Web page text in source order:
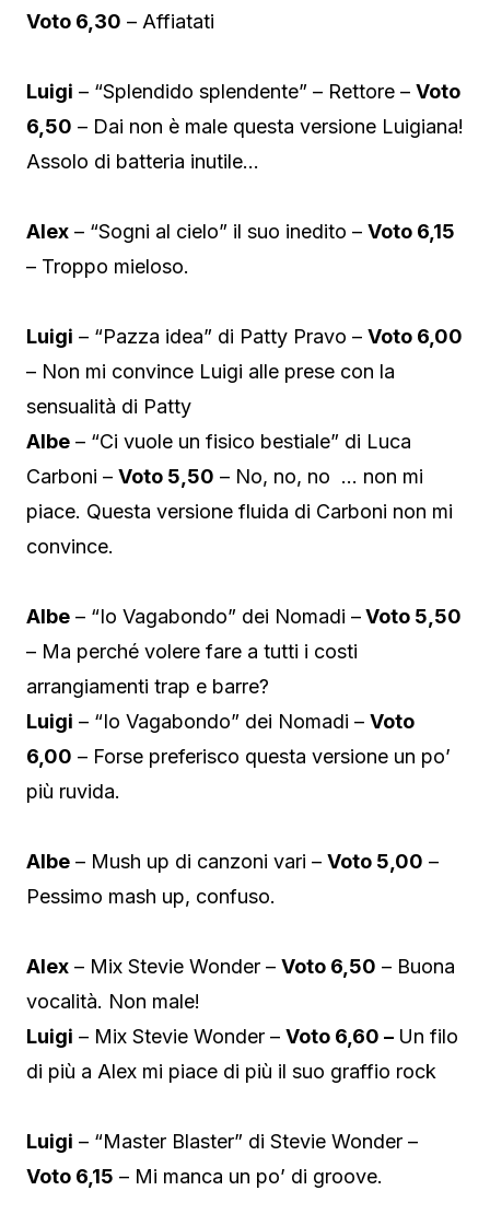
Voto 6,30 – Affiatati
Luigi – “Splendido splendente” – Rettore – Voto
6,50 – Dai non è male questa versione Luigiana!
Assolo di batteria inutile…
Alex – “Sogni al cielo” il suo inedito – Voto 6,15
– Troppo mieloso.
Luigi – “Pazza idea” di Patty Pravo – Voto 6,00
– Non mi convince Luigi alle prese con la
sensualità di Patty
Albe – “Ci vuole un fisico bestiale” di Luca
Carboni – Voto 5,50 – No, no, no … non mi
piace. Questa versione fluida di Carboni non mi
convince.
Albe – “Io Vagabondo” dei Nomadi –Voto 5,50
– Ma perché volere fare a tutti i costi
arrangiamenti trap e barre?
Luigi – “Io Vagabondo” dei Nomadi – Voto
6,00 – Forse preferisco questa versione un po’
più ruvida.
Albe – Mush up di canzoni vari – Voto 5,00 –
Pessimo mash up, confuso.
Alex – Mix Stevie Wonder – Voto 6,50 – Buona
vocalità. Non male!
Luigi – Mix Stevie Wonder – Voto 6,60 – Un filo
di più a Alex mi piace di più il suo graffio rock
Luigi – “Master Blaster” di Stevie Wonder –
Voto 6,15 – Mi manca un po’ di groove.